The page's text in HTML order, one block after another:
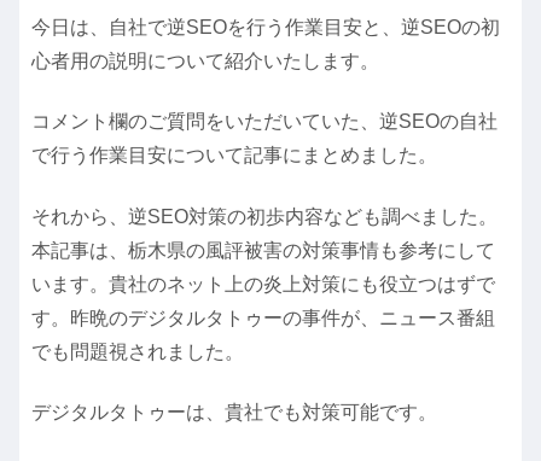
今日は、自社で逆SEOを行う作業目安と、逆SEOの初
心者用の説明について紹介いたします。
コメント欄のご質問をいただいていた、逆SEOの自社
で行う作業目安について記事にまとめました。
それから、逆SEO対策の初歩内容なども調べました。
本記事は、栃木県の風評被害の対策事情も参考にして
います。貴社のネット上の炎上対策にも役立つはずで
す。昨晩のデジタルタトゥーの事件が、ニュース番組
でも問題視されました。
デジタルタトゥーは、貴社でも対策可能です。